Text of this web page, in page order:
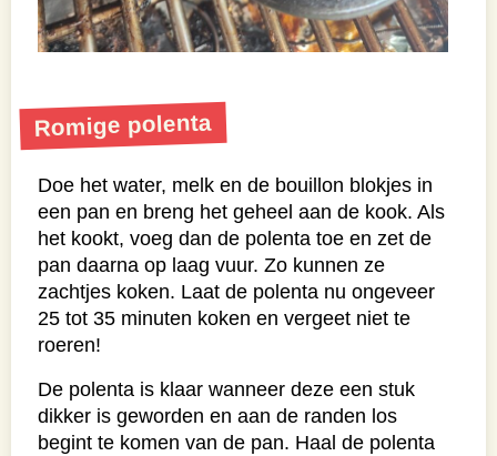
Romige polenta
Doe het water, melk en de bouillon blokjes in
een pan en breng het geheel aan de kook. Als
het kookt, voeg dan de polenta toe en zet de
pan daarna op laag vuur. Zo kunnen ze
zachtjes koken. Laat de polenta nu ongeveer
25 tot 35 minuten koken en vergeet niet te
roeren!
De polenta is klaar wanneer deze een stuk
dikker is geworden en aan de randen los
begint te komen van de pan. Haal de polenta